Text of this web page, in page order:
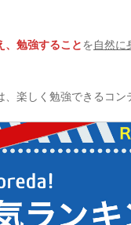
、勉強することを自然に
、楽しく勉強できるコン